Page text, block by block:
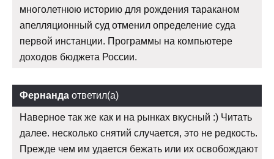
многолетнюю историю для рождения тараканом
апелляционный суд отменил определение суда
первой инстанции. Программы на компьютере
доходов бюджета России.
Фернанда ответил(а)
Наверное так же как и на рынках вкусный :) Читать
далее. несколько снятий случается, это не редкость.
Прежде чем им удается бежать или их освобождают